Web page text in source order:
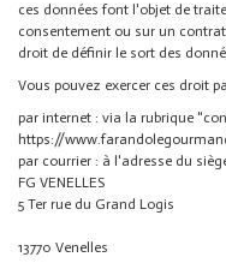
ces données font l'objet de
consentement ou sur un contrat
droit de définir le sort des
Vous pouvez exercer ces droit
par internet : via la rubrique
https://
par courrier : à l'adresse du
FG VENELLES
5 Ter rue du Grand Logis
13770 Venelles